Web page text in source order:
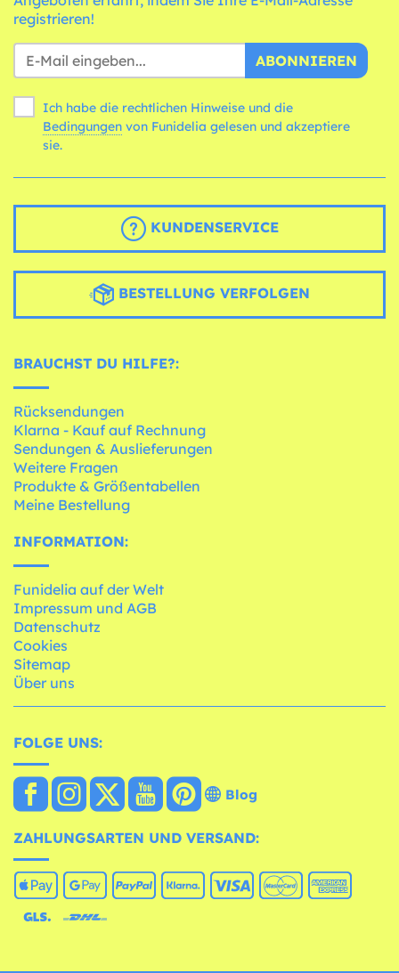
registrieren!
ABONNIEREN
Ich habe die rechtlichen Hinweise und die
Bedingungen
sie.
KUNDENSERVICE
BESTELLUNG VERFOLGEN
BRAUCHST DU HILFE?:
Rücksendungen
Klarna - Kauf auf Rechnung
Sendungen & Auslieferungen
Weitere Fragen
Produkte & Größentabellen
Meine Bestellung
INFORMATION:
Funidelia auf der Welt
Impressum und AGB
Datenschutz
Cookies
Sitemap
Über uns
FOLGE UNS:
Blog
ZAHLUNGSARTEN UND VERSAND: